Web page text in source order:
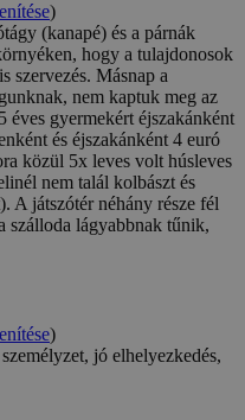
)
(kanapé) és a párnák
hogy a tulajdonosok
szervezés. Másnap a
nem kaptuk meg az
éves gyermekért éjszakánként
és éjszakánként 4 euró
közül 5x leves volt húsleves
nem talál kolbászt és
A játszótér néhány része fél
szálloda lágyabbnak tűnik,
)
jó elhelyezkedés,